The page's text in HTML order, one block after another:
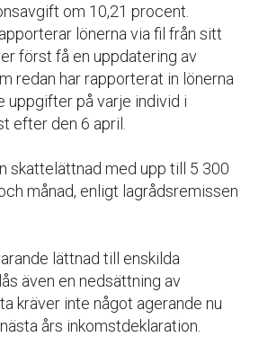
om 10,21 procent.
lönerna via fil från sitt
först få en uppdatering av
redan har rapporterat in lönerna
uppgifter på varje individ i
efter den 6 april.
skattelättnad med upp till 5 300
månad, enligt lagrådsremissen
lättnad till enskilda
även en nedsättning av
kräver inte något agerande nu
års inkomstdeklaration.